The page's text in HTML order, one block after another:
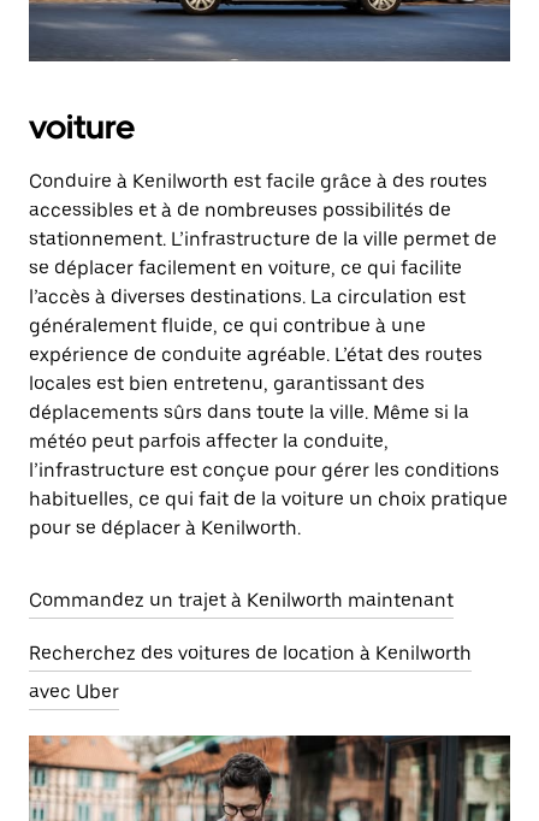
voiture
Conduire à Kenilworth est facile grâce à des routes
accessibles et à de nombreuses possibilités de
stationnement. L’infrastructure de la ville permet de
se déplacer facilement en voiture, ce qui facilite
l’accès à diverses destinations. La circulation est
généralement fluide, ce qui contribue à une
expérience de conduite agréable. L’état des routes
locales est bien entretenu, garantissant des
déplacements sûrs dans toute la ville. Même si la
météo peut parfois affecter la conduite,
l’infrastructure est conçue pour gérer les conditions
habituelles, ce qui fait de la voiture un choix pratique
pour se déplacer à Kenilworth.
Commandez un trajet à Kenilworth maintenant
Recherchez des voitures de location à Kenilworth
avec Uber